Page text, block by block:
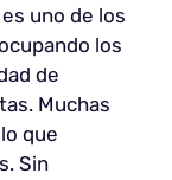
uno de los
los
de
Muchas
que
Sin